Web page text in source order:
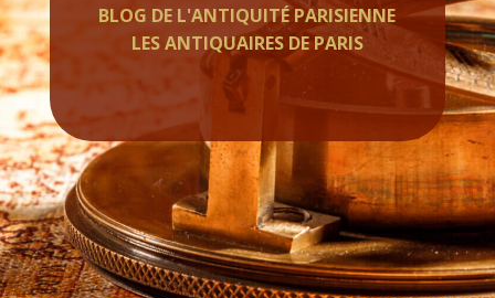
BLOG DE L'ANTIQUITÉ PARISIENNE
LES ANTIQUAIRES DE PARIS